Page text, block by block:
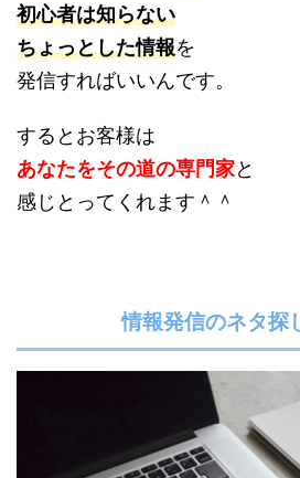
初心者は知らない
ちょっとした情報を
発信すればいいんです。
するとお客様は
あなたをその道の専門家と
感じとってくれます＾＾
情報発信のネタ探